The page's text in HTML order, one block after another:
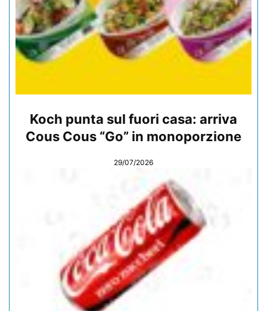
Koch punta sul fuori casa: arriva
Cous Cous “Go” in monoporzione
29/07/2026